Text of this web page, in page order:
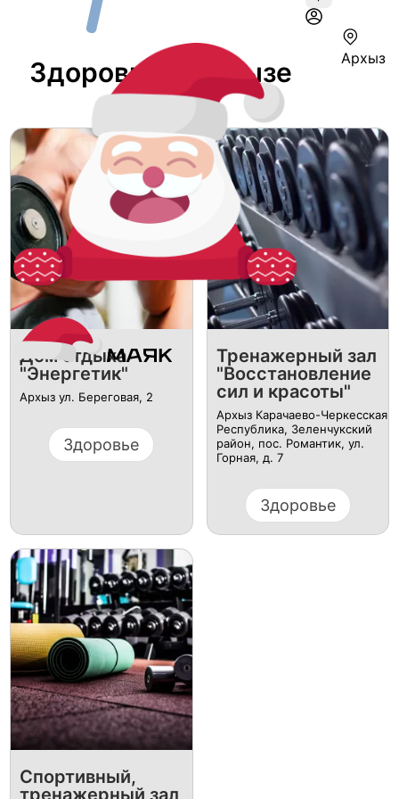
Архыз
Здоровье В Архызе
Дом отдыха
"Энергетик"
Архыз ул. Береговая, 2
Здоровье
Тренажерный зал
"Восстановление
сил и красоты"
Архыз Карачаево-Черкесская
Республика, Зеленчукский
район, пос. Романтик, ул.
Горная, д. 7
Здоровье
Спортивный,
тренажерный зал